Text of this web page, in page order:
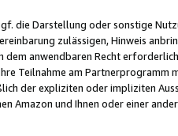
die Darstellung oder sonstige
zulässigen, Hinweis
dem anwendbaren Recht
Teilnahme am Partnerprogramm
der expliziten oder impliziten
Amazon und Ihnen oder einer